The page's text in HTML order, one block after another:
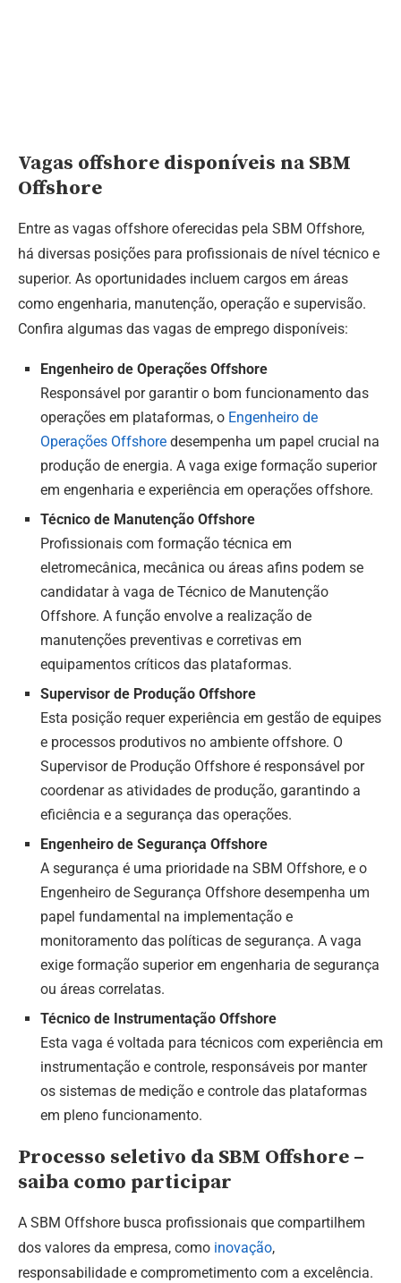
Vagas offshore disponíveis na SBM
Offshore
Entre as vagas offshore oferecidas pela SBM Offshore,
há diversas posições para profissionais de nível técnico e
superior. As oportunidades incluem cargos em áreas
como engenharia, manutenção, operação e supervisão.
Confira algumas das vagas de emprego disponíveis:
Engenheiro de Operações Offshore
Responsável por garantir o bom funcionamento das
operações em plataformas, o Engenheiro de
Operações Offshore desempenha um papel crucial na
produção de energia. A vaga exige formação superior
em engenharia e experiência em operações offshore.
Técnico de Manutenção Offshore
Profissionais com formação técnica em
eletromecânica, mecânica ou áreas afins podem se
candidatar à vaga de Técnico de Manutenção
Offshore. A função envolve a realização de
manutenções preventivas e corretivas em
equipamentos críticos das plataformas.
Supervisor de Produção Offshore
Esta posição requer experiência em gestão de equipes
e processos produtivos no ambiente offshore. O
Supervisor de Produção Offshore é responsável por
coordenar as atividades de produção, garantindo a
eficiência e a segurança das operações.
Engenheiro de Segurança Offshore
A segurança é uma prioridade na SBM Offshore, e o
Engenheiro de Segurança Offshore desempenha um
papel fundamental na implementação e
monitoramento das políticas de segurança. A vaga
exige formação superior em engenharia de segurança
ou áreas correlatas.
Técnico de Instrumentação Offshore
Esta vaga é voltada para técnicos com experiência em
instrumentação e controle, responsáveis por manter
os sistemas de medição e controle das plataformas
em pleno funcionamento.
Processo seletivo da SBM Offshore –
saiba como participar
A SBM Offshore busca profissionais que compartilhem
dos valores da empresa, como inovação,
responsabilidade e comprometimento com a excelência.